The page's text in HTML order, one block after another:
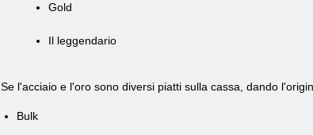
Gold
Il leggendario
Se l'acciaio e l'oro sono diversi piatti sulla cassa, dando
Bulk